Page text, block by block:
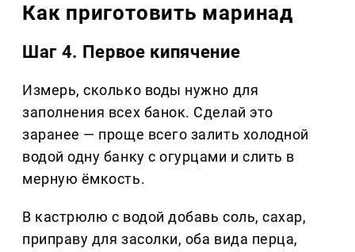
Как приготовить маринад
Шаг 4. Первое кипячение
Измерь, сколько воды нужно для
заполнения всех банок. Сделай это
заранее — проще всего залить холодной
водой одну банку с огурцами и слить в
мерную ёмкость.
В кастрюлю с водой добавь соль, сахар,
приправу для засолки, оба вида перца,